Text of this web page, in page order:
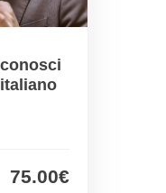
75.00€